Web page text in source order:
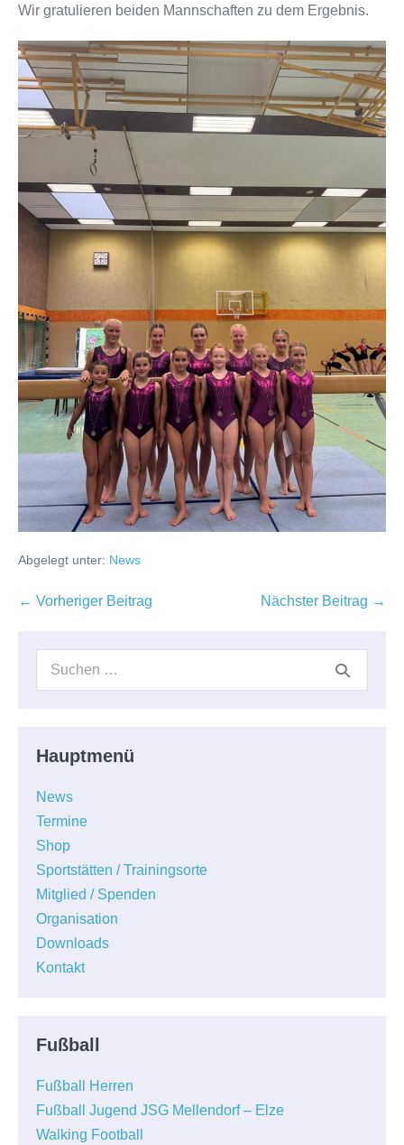
Wir gratulieren beiden Mannschaften zu dem Ergebnis.
Abgelegt unter: News
Beitragsnavigation
← Vorheriger Beitrag Nächster Beitrag →
Suchen
Hauptmenü
News
Termine
Shop
Sportstätten / Trainingsorte
Mitglied / Spenden
Organisation
Downloads
Kontakt
Fußball
Fußball Herren
Fußball Jugend JSG Mellendorf – Elze
Walking Football